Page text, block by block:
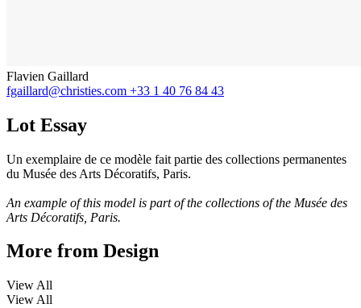
Flavien Gaillard
fgaillard@christies.com +33 1 40 76 84 43
Lot Essay
Un exemplaire de ce modèle fait partie des collections permanentes
du Musée des Arts Décoratifs, Paris.
An example of this model is part of the collections of the Musée des
Arts Décoratifs, Paris.
More from Design
View All
View All